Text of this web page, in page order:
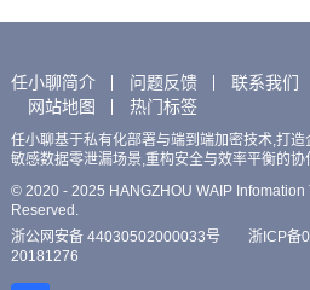
任小聊简介 问题反馈 联系我们
网站地图
热门标签
任小聊基于私有化部署与端到端加密技术,打
敏感数据零泄漏场景,重构安全与效率平衡的协
© 2020 - 2025 HANGZHOU WAIP
Reserved.
浙公网安备 44030502000033号
浙ICP备
20181276